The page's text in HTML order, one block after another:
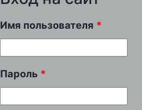
Имя пользователя *
Пароль *